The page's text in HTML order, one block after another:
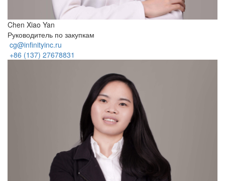
Chen Xiao Yan
Руководитель по закупкам
cg@infinityinc.ru
+86 (137) 27678831